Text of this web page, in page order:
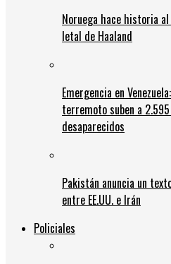
Noruega hace historia
letal de Haaland
Emergencia en
terremoto suben a
desaparecidos
Pakistán anuncia un
entre EE.UU. e Irán
Policiales